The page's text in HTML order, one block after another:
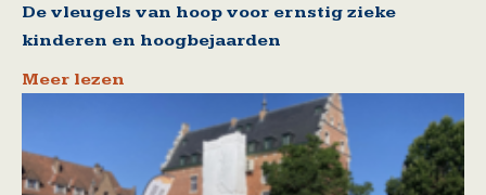
De vleugels van hoop voor ernstig zieke
kinderen en hoogbejaarden
Meer lezen